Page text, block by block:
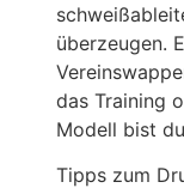
überzeugen.
das Training
Modell bist
Tipps zum